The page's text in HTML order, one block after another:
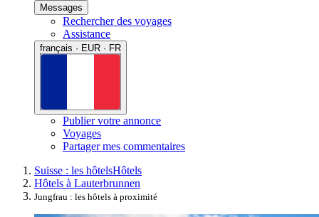
Messages
Rechercher des voyages
Assistance
français · EUR · FR
Publier votre annonce
Voyages
Partager mes commentaires
Suisse : les hôtelsHôtels
Hôtels à Lauterbrunnen
Jungfrau : les hôtels à proximité